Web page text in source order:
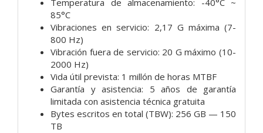
Temperatura de almacenamiento: -40°C ~
85°C
Vibraciones en servicio: 2,17 G máxima (7-
800 Hz)
Vibración fuera de servicio: 20 G máximo (10-
2000 Hz)
Vida útil prevista: 1 millón de horas MTBF
Garantía y asistencia: 5 años de garantía
limitada con asistencia técnica gratuita
Bytes escritos en total (TBW): 256 GB — 150
TB